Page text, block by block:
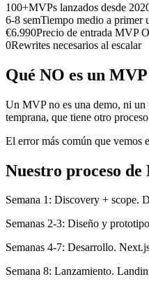
100+MVPs lanzados desde
6-8 semTiempo medio a primer
€6.990Precio de entrada MVP
0Rewrites necesarios al escalar
Qué NO es un MVP
Un MVP no es una demo, ni un
temprana, que tiene otro
El error más común que vemos
Nuestro proceso de
Semana 1: Discovery + scope.
Semanas 2-3: Diseño y
Semanas 4-7: Desarrollo.
Semana 8: Lanzamiento.